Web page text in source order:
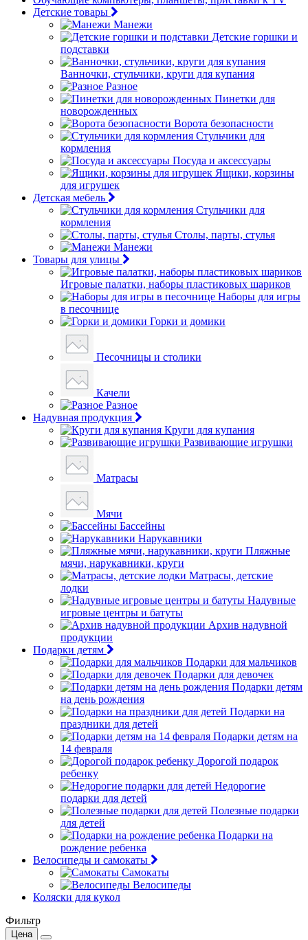
Детские товары
Манежи
Детские горшки и
подставки
Ванночки, стульчики, круги для купания
Разное
Пинетки для
новорожденных
Ворота безопасности
Стульчики для
кормления
Посуда и аксессуары
Ящики, корзины
для игрушек
Детская мебель
Стульчики для
кормления
Столы, парты, стулья
Манежи
Товары для улицы
Игровые палатки, наборы пластиковых шариков
Наборы для игры
в песочнице
Горки и домики
Песочницы и столики
Качели
Разное
Надувная продукция
Круги для купания
Развивающие игрушки
Матрасы
Мячи
Бассейны
Нарукавники
Пляжные
мячи, нарукавники, круги
Матрасы, детские
лодки
Надувные
игровые центры и батуты
Архив надувной
продукции
Подарки детям
Подарки для мальчиков
Подарки для девочек
Подарки детям
на день рождения
Подарки на
праздники для детей
Подарки детям на
14 февраля
Дорогой подарок
ребенку
Недорогие
подарки для детей
Полезные подарки
для детей
Подарки на
рождение ребенка
Велосипеды и самокаты
Самокаты
Велосипеды
Коляски для кукол
Фильтр
Цена